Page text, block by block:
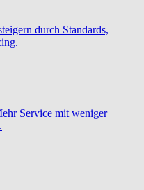
durch Standards,
Service mit weniger